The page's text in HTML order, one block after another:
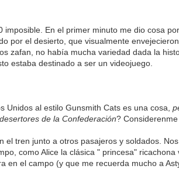
imposible. En el primer minuto me dio cosa
por el desierto, que visualmente
zafan, no había mucha variedad dada la
estaba destinado a ser un videojuego.
Unidos al estilo Gunsmith Cats es una cosa,
de la Confederación? Considerenme
el tren junto a otros pasajeros y soldados.
como Alice la clásica " princesa" ricachona
en el campo (y que me recuerda mucho a